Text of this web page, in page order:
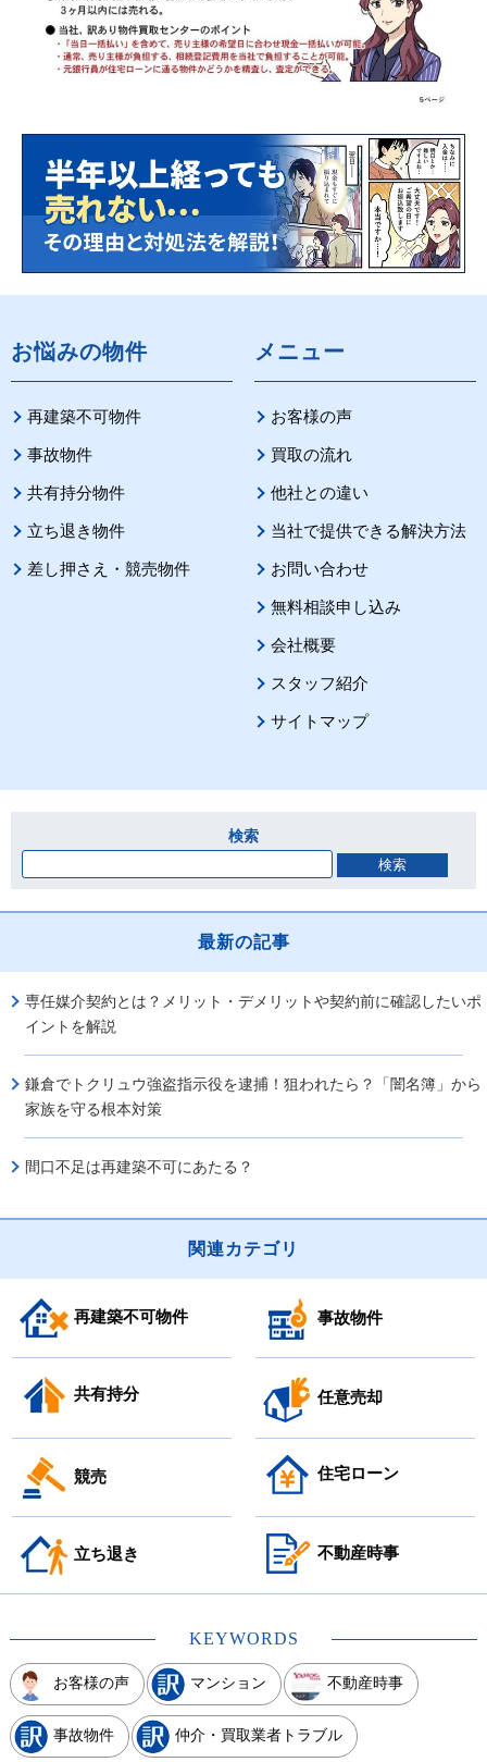
お悩みの物件
再建築不可物件
事故物件
共有持分物件
立ち退き物件
差し押さえ・競売物件
メニュー
お客様の声
買取の流れ
他社との違い
当社で提供できる解決方法
お問い合わせ
無料相談申し込み
会社概要
スタッフ紹介
サイトマップ
検索
最新の記事
専任媒介契約とは？メリット・デメリットや契約前に確認したいポ
イントを解説
鎌倉でトクリュウ強盗指示役を逮捕！狙われたら？「闇名簿」から
家族を守る根本対策
間口不足は再建築不可にあたる？
関連カテゴリ
再建築不可物件 事故物件
共有持分 任意売却
競売 住宅ローン
立ち退き 不動産時事
KEYWORDS
お客様の声 マンション 不動産時事
事故物件 仲介・買取業者トラブル